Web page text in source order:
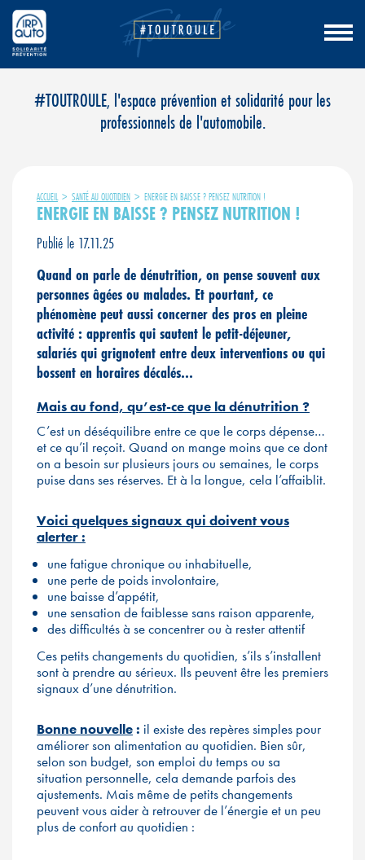
#TOUTROULE, l'espace prévention et solidarité pour les
professionnels de l'automobile.
ACCUEIL > SANTÉ AU QUOTIDIEN > ENERGIE EN BAISSE ? PENSEZ NUTRITION !
ENERGIE EN BAISSE ? PENSEZ NUTRITION !
Publié le 17.11.25
Quand on parle de dénutrition, on pense souvent aux
personnes âgées ou malades. Et pourtant, ce
phénomène peut aussi concerner des pros en pleine
activité : apprentis qui sautent le petit-déjeuner,
salariés qui grignotent entre deux interventions ou qui
bossent en horaires décalés…
Mais au fond, qu’est-ce que la dénutrition ?
C’est un déséquilibre entre ce que le corps dépense…
et ce qu’il reçoit. Quand on mange moins que ce dont
on a besoin sur plusieurs jours ou semaines, le corps
puise dans ses réserves. Et à la longue, cela l’affaiblit.
Voici quelques signaux qui doivent vous
alerter :
une fatigue chronique ou inhabituelle,
une perte de poids involontaire,
une baisse d’appétit,
une sensation de faiblesse sans raison apparente,
des difficultés à se concentrer ou à rester attentif
Ces petits changements du quotidien, s’ils s’installent
sont à prendre au sérieux. Ils peuvent être les premiers
signaux d’une dénutrition.
Bonne nouvelle: il existe des repères simples pour
améliorer son alimentation au quotidien. Bien sûr,
selon son budget, son emploi du temps ou sa
situation personnelle, cela demande parfois des
ajustements. Mais même de petits changements
peuvent vous aider à retrouver de l’énergie et un peu
plus de confort au quotidien :